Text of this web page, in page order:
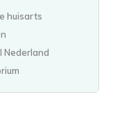
huisarts
Nederland